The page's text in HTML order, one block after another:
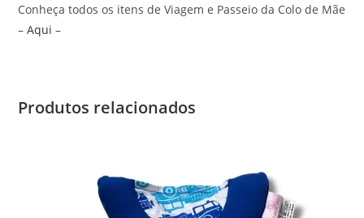
Conheça todos os itens de Viagem e Passeio da Colo de Mãe
–Aqui –
Produtos relacionados